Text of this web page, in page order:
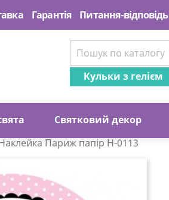
Гарантія Питання-відповідь
Святковий декор
Кульки з гелієм
Париж папір Н-0113